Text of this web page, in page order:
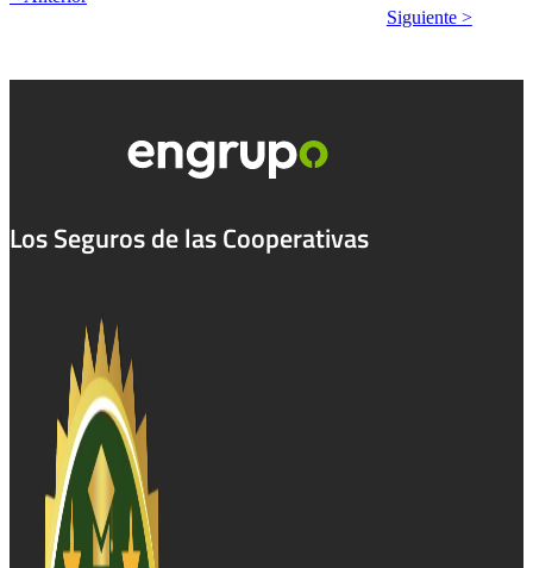
Siguiente >
Los Seguros de las Cooperativas